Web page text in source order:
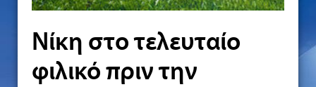
Νίκη στο τελευταίο
φιλικό πριν την